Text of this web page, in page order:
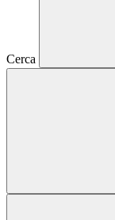
Cerca